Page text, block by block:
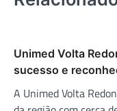
Unimed Volta
sucesso e
A Unimed Volta